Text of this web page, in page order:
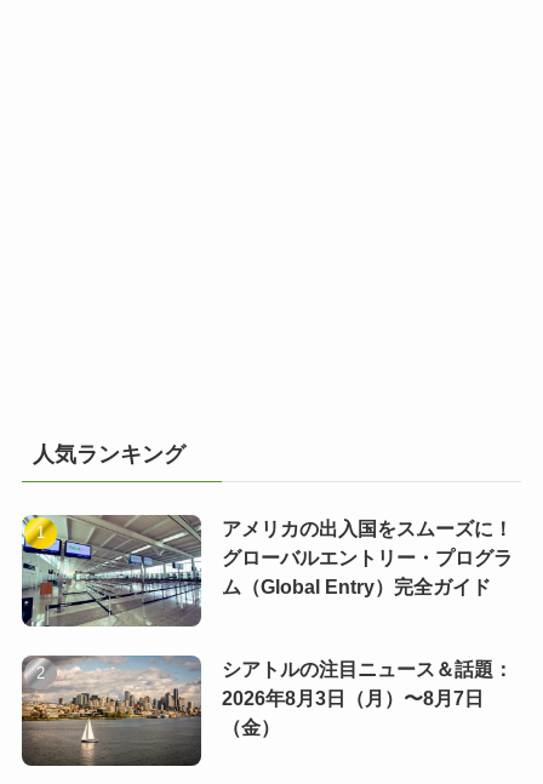
人気ランキング
アメリカの出入国をスムーズに！
グローバルエントリー・プログラ
ム（Global Entry）完全ガイド
シアトルの注目ニュース＆話題：
2026年8月3日（月）〜8月7日
（金）